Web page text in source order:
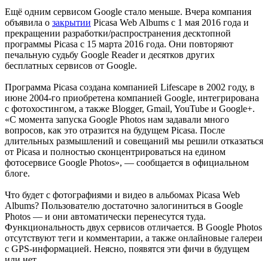
Ещё одним сервисом Google стало меньше. Вчера компания
объявила о закрытии Picasa Web Albums с 1 мая 2016 года и
прекращении разработки/распространения десктопной
программы Picasa с 15 марта 2016 года. Они повторяют
печальную судьбу Google Reader и десятков других
бесплатных сервисов от Google.
Программа Picasa создана компанией Lifescape в 2002 году, в
июне 2004-го приобретена компанией Google, интегрирована
с фотохостингом, а также Blogger, Gmail, YouTube и Google+.
«С момента запуска Google Photos нам задавали много
вопросов, как это отразится на будущем Picasa. После
длительных размышлений и совещаний мы решили отказаться
от Picasa и полностью сконцентрироваться на едином
фотосервисе Google Photos», — сообщается в официальном
блоге.
Что будет с фотографиями и видео в альбомах Picasa Web
Albums? Пользователю достаточно залогиниться в Google
Photos — и они автоматически перенесутся туда.
Функциональность двух сервисов отличается. В Google Photos
отсутствуют теги и комментарии, а также онлайновые галереи
с GPS-информацией. Неясно, появятся эти фичи в будущем